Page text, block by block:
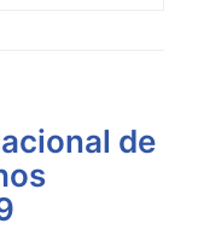
de